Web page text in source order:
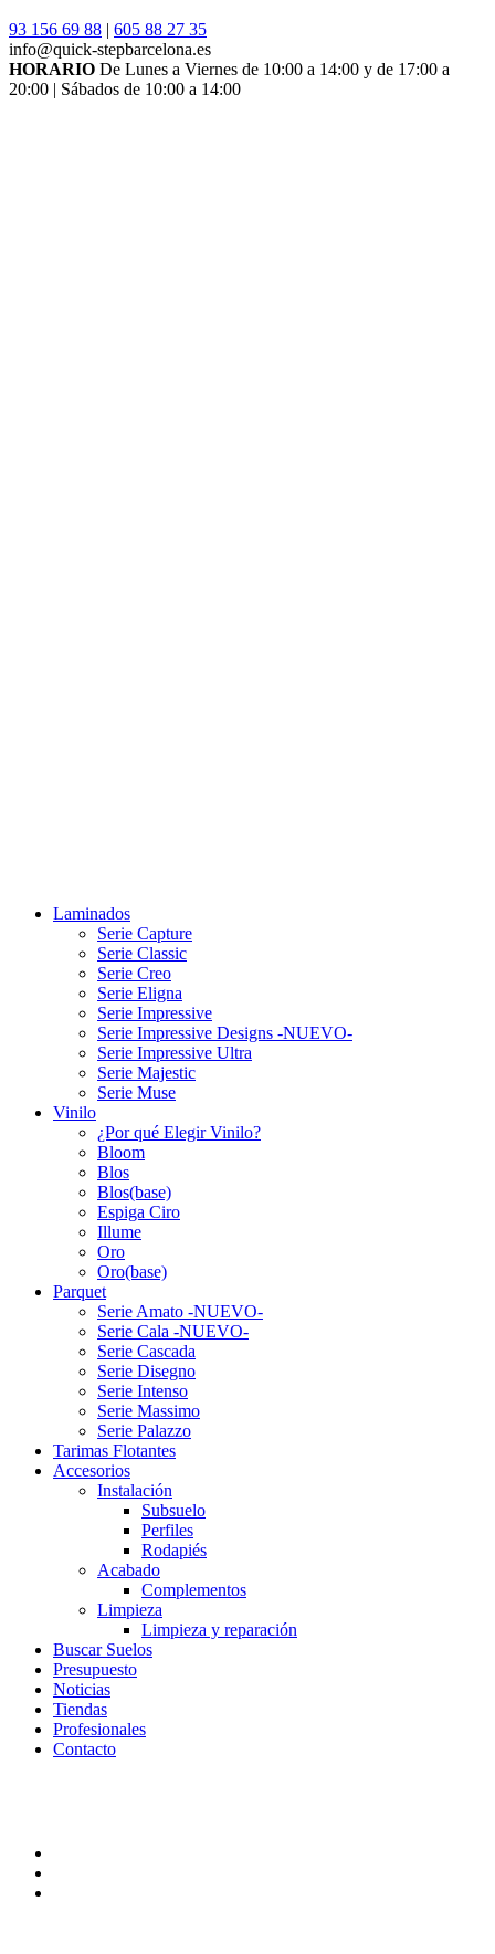
93 156 69 88 | 605 88 27 35
info@quick-stepbarcelona.es
HORARIO De Lunes a Viernes de 10:00 a 14:00 y de 17:00 a
20:00 | Sábados de 10:00 a 14:00
Laminados
Serie Capture
Serie Classic
Serie Creo
Serie Eligna
Serie Impressive
Serie Impressive Designs -NUEVO-
Serie Impressive Ultra
Serie Majestic
Serie Muse
Vinilo
¿Por qué Elegir Vinilo?
Bloom
Blos
Blos(base)
Espiga Ciro
Illume
Oro
Oro(base)
Parquet
Serie Amato -NUEVO-
Serie Cala -NUEVO-
Serie Cascada
Serie Disegno
Serie Intenso
Serie Massimo
Serie Palazzo
Tarimas Flotantes
Accesorios
Instalación
Subsuelo
Perfiles
Rodapiés
Acabado
Complementos
Limpieza
Limpieza y reparación
Buscar Suelos
Presupuesto
Noticias
Tiendas
Profesionales
Contacto